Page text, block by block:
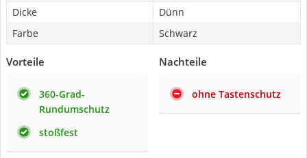
Dicke
Dünn
Farbe
Schwarz
Vorteile
360-Grad-
Rundumschutz
stoßfest
Nachteile
ohne Tastenschutz